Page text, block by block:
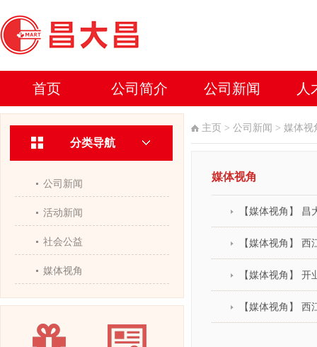
首页 公司简介 公司新闻 人
分类导航
公司新闻
活动新闻
社会公益
媒体视角
主页 > 公司新闻 > 媒体视
媒体视角
【媒体视角】
【媒体视角】
【媒体视角】
【媒体视角】